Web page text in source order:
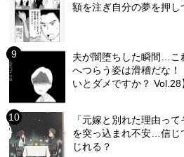
額を注ぎ自分の夢を押
夫が闇堕ちした瞬間…こ
へつらう姿は滑稽だな
いとダメですか？ Vol.28
「元嫁と別れた理由っ
を突っ込まれ不安…信じ
じれる？